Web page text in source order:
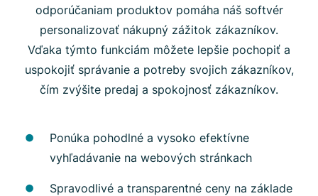
odporúčaniam produktov pomáha náš softvér
personalizovať nákupný zážitok zákazníkov.
Vďaka týmto funkciám môžete lepšie pochopiť a
uspokojiť správanie a potreby svojich zákazníkov,
čím zvýšite predaj a spokojnosť zákazníkov.
Ponúka pohodlné a vysoko efektívne
vyhľadávanie na webových stránkach
Spravodlivé a transparentné ceny na základe